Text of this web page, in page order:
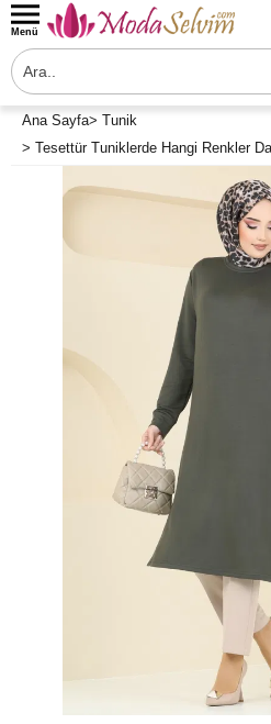
Menü
Ana Sayfa> Tunik
> Tesettür Tuniklerde Hangi Renkler